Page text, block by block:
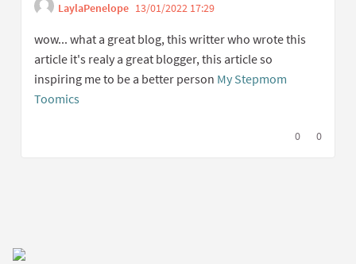
LaylaPenelope 13/01/2022 17:29
wow... what a great blog, this writter who wrote this
article it's realy a great blogger, this article so
inspiring me to be a better person My Stepmom
Toomics
I agree with
0 I0